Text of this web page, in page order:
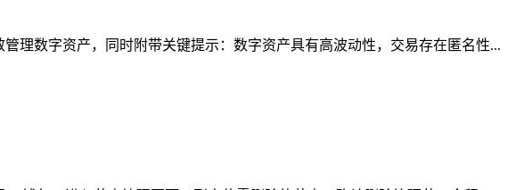
理数字资产，同时附带关键提示：数字资产具有高波动性，交易存在匿名性...